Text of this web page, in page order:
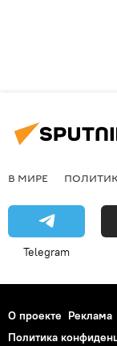
В МИРЕ
Telegram
О проекте Реклама
Политика